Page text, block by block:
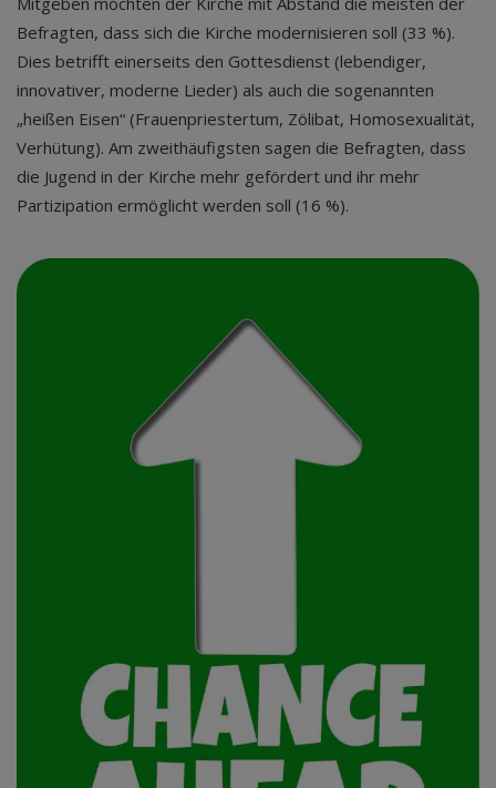
Befragten, dass sich die Kirche modernisieren soll (33 %).
Dies betrifft einerseits den Gottesdienst (lebendiger,
innovativer, moderne Lieder) als auch die sogenannten
„heißen Eisen“ (Frauenpriestertum, Zölibat, Homosexualität,
Verhütung). Am zweithäufigsten sagen die Befragten, dass
die Jugend in der Kirche mehr gefördert und ihr mehr
Partizipation ermöglicht werden soll (16 %).